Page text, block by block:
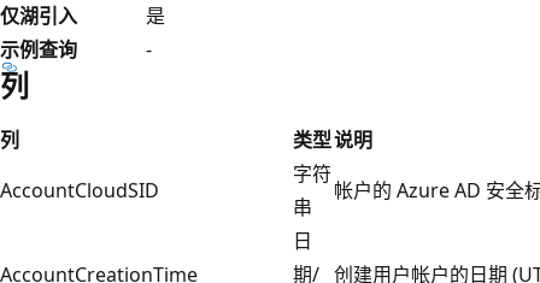
仅湖引入
是
示例查询
-
列
列 类型说明
AccountCloudSID
字符
串
帐户的 Azure AD 安全
AccountCreationTime
日
期/ 创建用户帐户的日期